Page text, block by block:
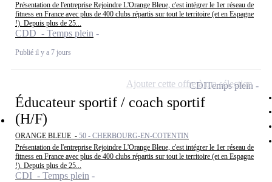
Présentation de l'entreprise Rejoindre L'Orange Bleue, c'est intégrer le 1er réseau de
fitness en France avec plus de 400 clubs répartis sur tout le territoire (et en Espagne
!). Depuis plus de 25...
CDD - Temps plein
Publié il y a 7 jours
Éducateur sportif / coach sportif
(H/F)
ORANGE BLEUE - 50 - CHERBOURG-EN-COTENTIN
Présentation de l'entreprise Rejoindre L'Orange Bleue, c'est intégrer le 1er réseau de
fitness en France avec plus de 400 clubs répartis sur tout le territoire (et en Espagne
!). Depuis plus de 25...
CDI - Temps plein
CDITemps plein
Ajouter cette offre à ma sélection